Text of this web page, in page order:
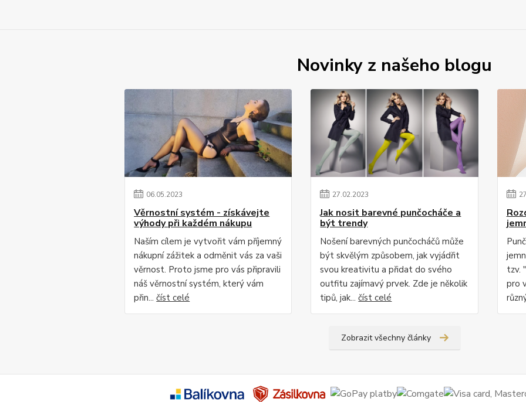
Novinky z našeho blogu
06.05.2023
Věrnostní systém - získávejte
výhody při každém nákupu
Naším cílem je vytvořit vám příjemný
nákupní zážitek a odměnit vás za vaši
věrnost. Proto jsme pro vás připravili
náš věrnostní systém, který vám
přin...číst celé
27.02.2023
Jak nosit barevné punčocháče a
být trendy
Nošení barevných punčocháčů může
být skvělým způsobem, jak vyjádřit
svou kreativitu a přidat do svého
outfitu zajímavý prvek. Zde je několik
tipů, jak...číst celé
27
tzv.
pro
Zobrazit všechny články